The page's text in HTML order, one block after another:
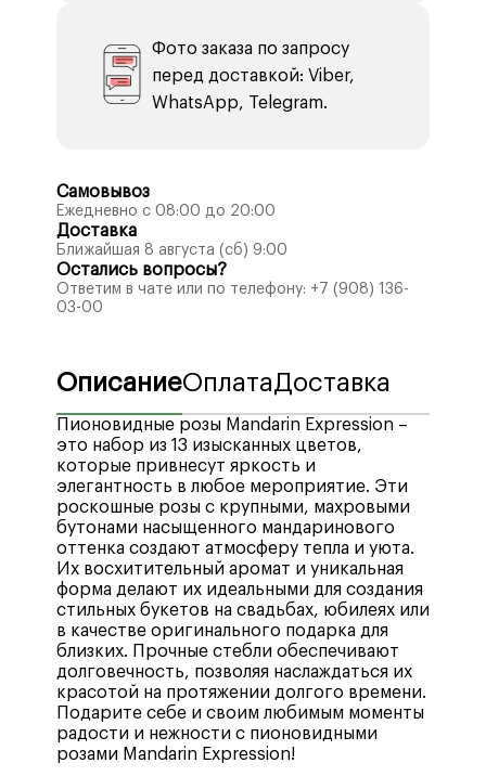
Фото заказа по запросу
перед доставкой: Viber,
WhatsApp, Telegram.
Самовывоз
Ежедневно с 08:00 до 20:00
Доставка
Ближайшая 8 августа (сб) 9:00
Остались вопросы?
Ответим в чате или по телефону: +7 (908) 136-
03-00
ОписаниеОплата Доставка
Пионовидные розы Mandarin Expression –
это набор из 13 изысканных цветов,
которые привнесут яркость и
элегантность в любое мероприятие. Эти
роскошные розы с крупными, махровыми
бутонами насыщенного мандаринового
оттенка создают атмосферу тепла и уюта.
Их восхитительный аромат и уникальная
форма делают их идеальными для создания
стильных букетов на свадьбах, юбилеях или
в качестве оригинального подарка для
близких. Прочные стебли обеспечивают
долговечность, позволяя наслаждаться их
красотой на протяжении долгого времени.
Подарите себе и своим любимым моменты
радости и нежности с пионовидными
розами Mandarin Expression!